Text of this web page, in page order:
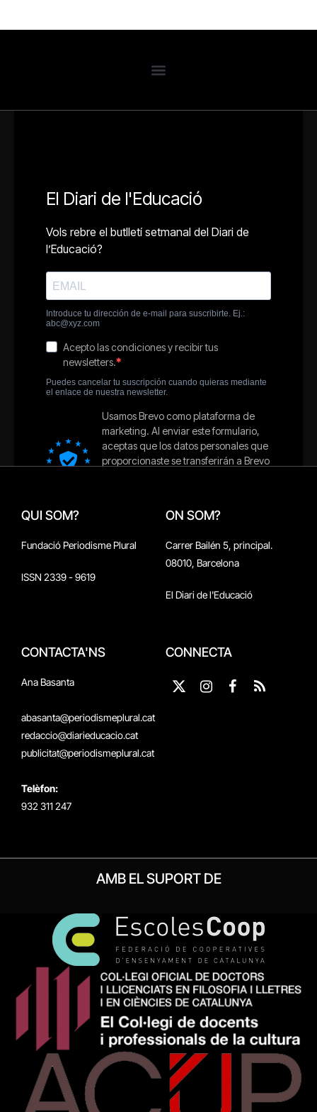
QUI SOM?
Fundació Periodisme Plural
ISSN 2339 - 9619
ON SOM?
Carrer Bailén 5, principal.
08010, Barcelona
El Diari de l'Educació
CONTACTA'NS
Ana Basanta
abasanta@periodismeplural.cat
redaccio@diarieducacio.cat
publicitat@periodismeplural.cat
Telèfon:
932 311 247
CONNECTA
X
Instagram
Facebook
RSS
AMB EL SUPORT DE